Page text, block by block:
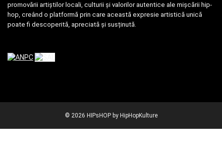
promovării artiștilor locali, culturii și valorilor autentice ale mișcării hip-
hop, creând o platformă prin care această expresie artistică unică
poate fi descoperită, apreciată și susținută.
© 2026 HIPsHOP by HipHopKulture